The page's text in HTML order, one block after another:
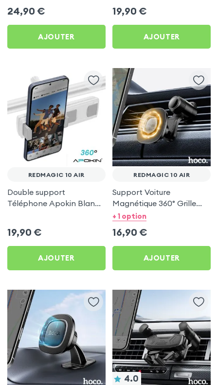
pour RedMagic 10 Air
24,90 €
AJOUTER
RedMagic 10 Air
19,90 €
AJOUTER
REDMAGIC 10 AIR
Double support
Téléphone Apokin Blanc
et Twitch
19,90 €
AJOUTER
REDMAGIC 10 AIR
Support Voiture
Magnétique 360° Grille
d'aération Hoco pour
+ 1 option
16,90 €
AJOUTER
4.0